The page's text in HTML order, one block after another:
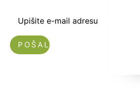
Upišite e-mail adresu